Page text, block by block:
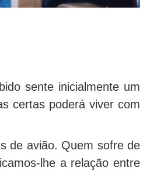
sente inicialmente um
certas poderá viver com
de avião. Quem sofre de
lhe a relação entre